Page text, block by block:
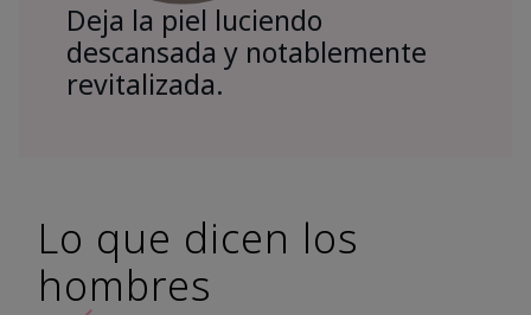
Deja la piel luciendo
descansada y notablemente
revitalizada.
Lo que dicen los
hombres